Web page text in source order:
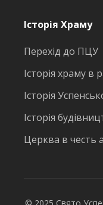
Історія Храму
Перехід до ПЦУ
Історія храму в
Історія
Історія
Церква в честь